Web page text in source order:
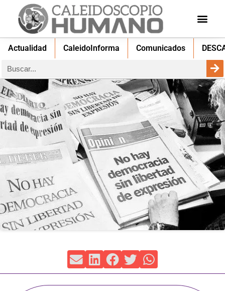
Actualidad CaleidoInforma Comunicados